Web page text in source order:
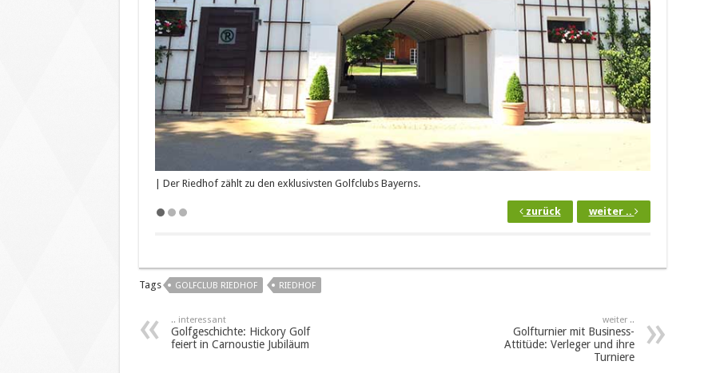
| Der Riedhof zählt zu den exklusivsten Golfclubs Bayerns.
weiter ..
zurück
Tags GOLFCLUB RIEDHOF RIEDHOF
.. interessant
Golfgeschichte: Hickory Golf
feiert in Carnoustie Jubiläum
weiter ..
Golfturnier mit Business-
Attitüde: Verleger und ihre
Turniere